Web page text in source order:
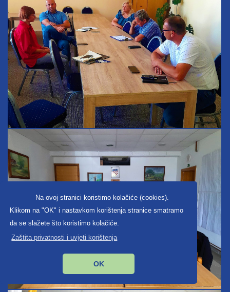
Na ovoj stranici koristimo kolačiće (cookies).
Klikom na "OK" i nastavkom korištenja stranice smatramo
da se slažete što koristimo kolačiće.
Zaštita privatnosti i uvjeti korištenja
OK